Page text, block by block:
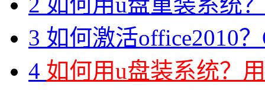
3 如何激活office2010
4 如何用u盘装系统？